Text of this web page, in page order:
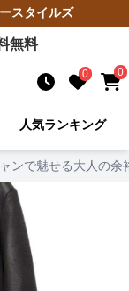
スタイルズ
無料
0 0
人気ランキング
ンで魅せる大人の余